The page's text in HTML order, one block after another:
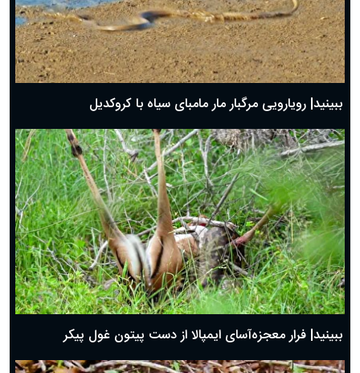
ببینید| رویارویی مرگبار مار مامبای سیاه با کروکدیل
ببینید| فرار معجزه‌آسای ایمپالا از دست پیتون غول پیکر